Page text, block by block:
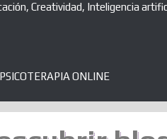
Creatividad, Inteligencia
PSICOTERAPIA ONLINE